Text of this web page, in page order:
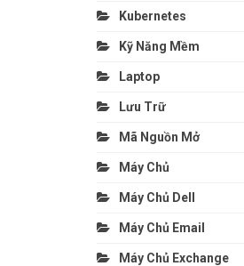
Kubernetes
Kỹ Năng Mềm
Laptop
Lưu Trữ
Mã Nguồn Mở
Máy Chủ
Máy Chủ Dell
Máy Chủ Email
Máy Chủ Exchange